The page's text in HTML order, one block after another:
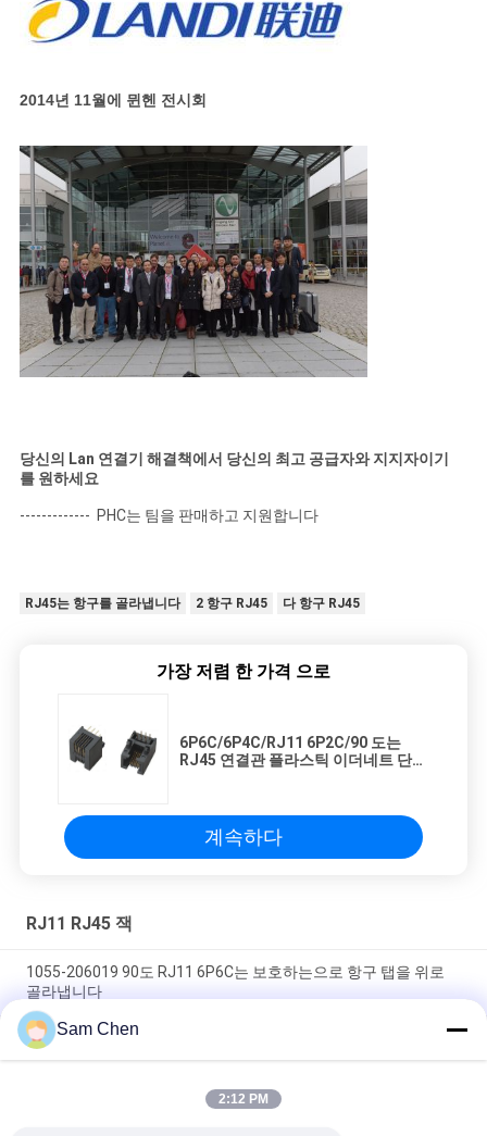
2014년 11월에 뮌헨 전시회
당신의 Lan 연결기 해결책에서 당신의 최고 공급자와 지지자이기
를 원하세요
------------- PHC는 팀을 판매하고 지원합니다
RJ45는 항구를 골라냅니다 2 항구 RJ45 다 항구 RJ45
가장 저렴 한 가격 으로
6P6C/6P4C/RJ11 6P2C/90 도는
RJ45 연결관 플라스틱 이더네트 단
계속하다
RJ11 RJ45 잭
1055-206019 90도 RJ11 6P6C는 보호하는으로 항구 탭을 위로
골라냅니다
6P6C 90 정도 RJ11 RJ45 모듈라 잭의 Rj45 자료 잭 가득 차있는
플라스틱 단 하나 항구 여성
모듈라 잭 가득 차있는 플라스틱 단 하나 항구 여성 네트워크가
Sam Chen
2:12 PM